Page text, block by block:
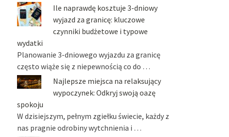
Ile naprawdę kosztuje 3-dniowy
wyjazd za granicę: kluczowe
czynniki budżetowe i typowe
wydatki
Planowanie 3-dniowego wyjazdu za granicę
często wiąże się z niepewnością co do …
Najlepsze miejsca na relaksujący
wypoczynek: Odkryj swoją oazę
spokoju
W dzisiejszym, pełnym zgiełku świecie, każdy z
nas pragnie odrobiny wytchnienia i …